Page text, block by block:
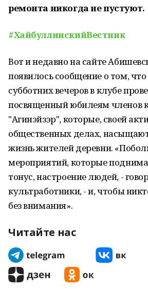
ремонта никогда не пустуют.
#ХайбуллинскийВестник
Вот и недавно на сайте
появилось сообщение о том, что
субботних вечеров в клубе
посвященный юбилеям членов
"Агинэйзэр", которые, своей
общественных делах,
жизнь жителей деревни.
мероприятий, которые
тонус, настроение людей, -
культработники, - и, чтобы
без внимания».
Читайте нас